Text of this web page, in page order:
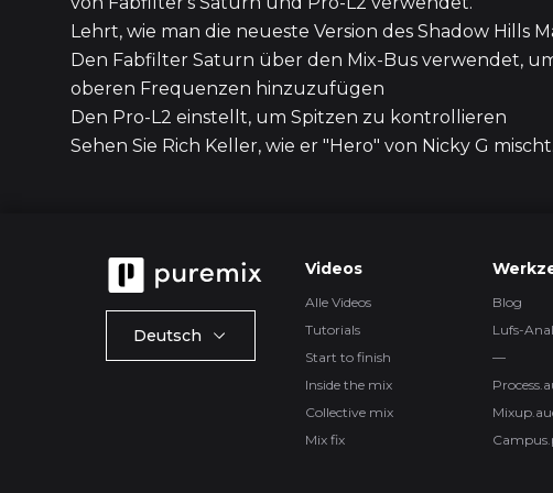
Lehrt, wie man die neueste Version des Shadow Hills
Den Fabfilter Saturn über den Mix-Bus verwendet,
oberen Frequenzen hinzuzufügen
Den Pro-L2 einstellt, um Spitzen zu kontrollieren
Sehen Sie Rich Keller, wie er "Hero" von Nicky G
Deutsch
Videos
Alle Videos
Tutorials
Start to finish
Inside the mix
Collective mix
Mix fix
Blog
Lufs-
—